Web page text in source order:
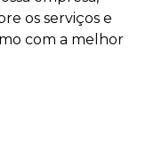
os serviços e
com a melhor